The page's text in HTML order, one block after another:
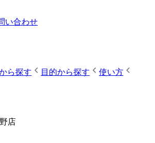
い合わせ
ら探す 目的から探す 使い方
店